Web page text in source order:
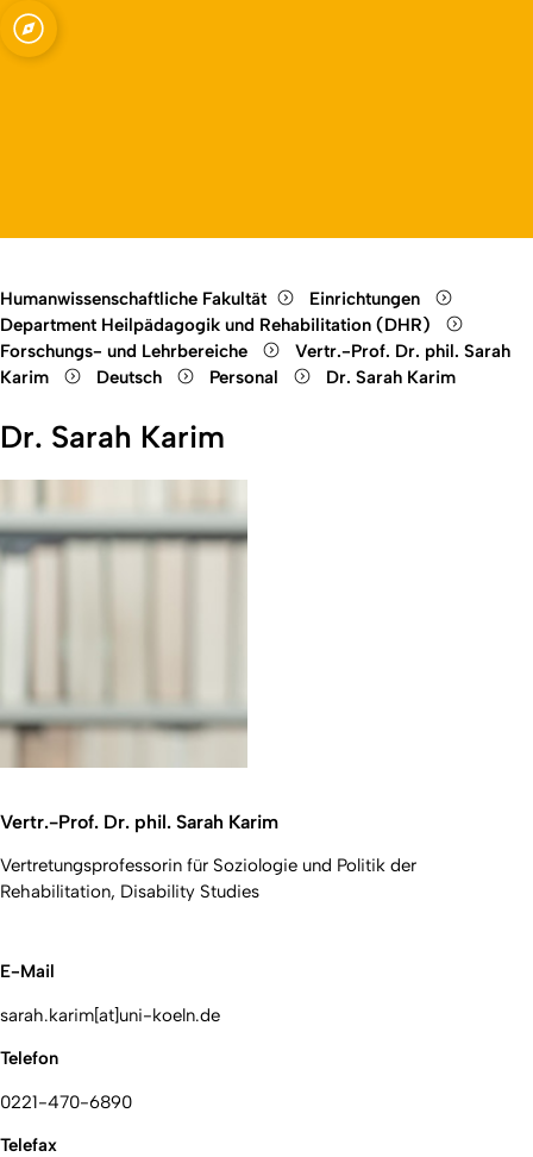
Open quicklink menu
Humanwissenschaftliche Fakultät
Einrichtungen
Department Heilpädagogik und Rehabilitation (DHR)
Forschungs- und Lehrbereiche
Vertr.-Prof. Dr. phil. Sarah
Karim
Deutsch Personal Dr. Sarah Karim
Dr. Sarah Karim
Vertr.-Prof. Dr. phil. Sarah Karim
Vertretungsprofessorin für Soziologie und Politik der
Rehabilitation, Disability Studies
E-Mail
sarah.karim[at]uni-koeln.de
Telefon
0221-470-6890
Telefax